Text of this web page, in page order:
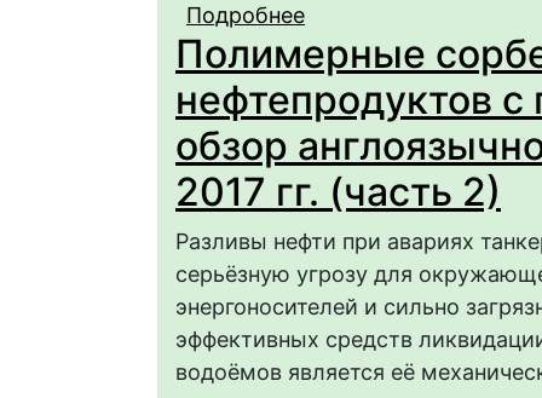
Подробнее
ПОВЕРХНОСТИ
ЛИТЕРАТУРЫ ЗА
Полимерные
нефтепродуктов
обзор
2017 гг. (часть 2)
Разливы нефти при авариях
серьёзную угрозу для
энергоносителей и сильно
эффективных средств
водоёмов является её